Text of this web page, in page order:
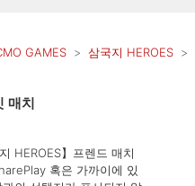
GAMES 삼국지 HEROES
매치
지 HEROES】프렌드 매치
혹은 가까이에 있